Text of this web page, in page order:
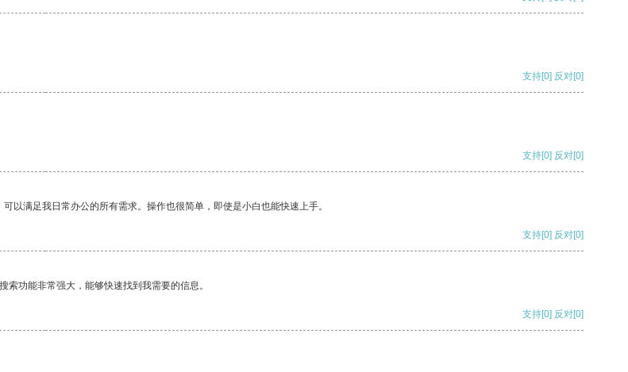
支持[0] 反对[0]
支持[0] 反对[0]
以满足我日常办公的所有需求。操作也很简单，即使是小白也能快速上手。
支持[0] 反对[0]
功能非常强大，能够快速找到我需要的信息。
支持[0] 反对[0]